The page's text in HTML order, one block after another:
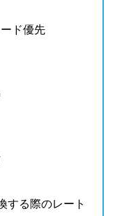
ド優先
する際のレート